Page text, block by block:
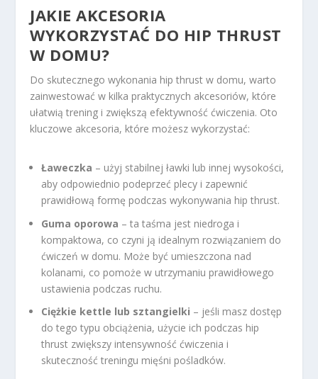
JAKIE AKCESORIA
WYKORZYSTAĆ DO HIP THRUST
W DOMU?
Do skutecznego wykonania hip thrust w domu, warto
zainwestować w kilka praktycznych akcesoriów, które
ułatwią trening i zwiększą efektywność ćwiczenia. Oto
kluczowe akcesoria, które możesz wykorzystać:
Ławeczka – użyj stabilnej ławki lub innej wysokości,
aby odpowiednio podeprzeć plecy i zapewnić
prawidłową formę podczas wykonywania hip thrust.
Guma oporowa – ta taśma jest niedroga i
kompaktowa, co czyni ją idealnym rozwiązaniem do
ćwiczeń w domu. Może być umieszczona nad
kolanami, co pomoże w utrzymaniu prawidłowego
ustawienia podczas ruchu.
Ciężkie kettle lub sztangielki – jeśli masz dostęp
do tego typu obciążenia, użycie ich podczas hip
thrust zwiększy intensywność ćwiczenia i
skuteczność treningu mięśni pośladków.